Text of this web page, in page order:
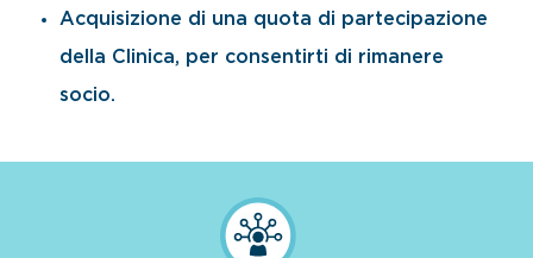
Acquisizione di una quota di partecipazione
della Clinica, per consentirti di rimanere
socio.